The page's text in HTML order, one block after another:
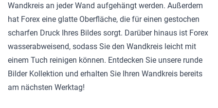
Wandkreis an jeder Wand aufgehängt werden. Außerdem
hat Forex eine glatte Oberfläche, die für einen gestochen
scharfen Druck Ihres Bildes sorgt. Darüber hinaus ist Forex
wasserabweisend, sodass Sie den Wandkreis leicht mit
einem Tuch reinigen können. Entdecken Sie unsere runde
Bilder Kollektion und erhalten Sie Ihren Wandkreis bereits
am nächsten Werktag!